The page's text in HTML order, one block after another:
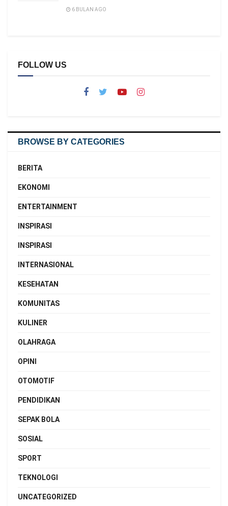
6 BULAN AGO
FOLLOW US
BROWSE BY CATEGORIES
BERITA
EKONOMI
ENTERTAINMENT
INSPIRASI
INSPIRASI
INTERNASIONAL
KESEHATAN
KOMUNITAS
KULINER
OLAHRAGA
OPINI
OTOMOTIF
PENDIDIKAN
SEPAK BOLA
SOSIAL
SPORT
TEKNOLOGI
UNCATEGORIZED